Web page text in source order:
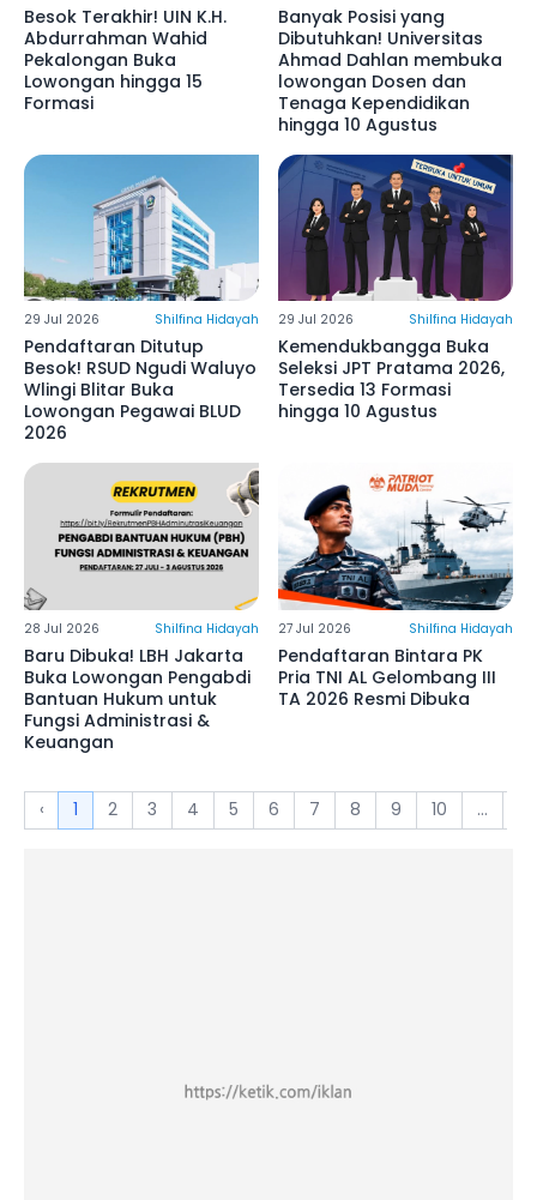
Besok Terakhir! UIN K.H.
Abdurrahman Wahid
Pekalongan Buka
Lowongan hingga 15
Formasi
Banyak Posisi yang
Dibutuhkan! Universitas
Ahmad Dahlan membuka
lowongan Dosen dan
Tenaga Kependidikan
hingga 10 Agustus
29 Jul 2026 Shilfina Hidayah
Pendaftaran Ditutup
Besok! RSUD Ngudi Waluyo
Wlingi Blitar Buka
Lowongan Pegawai BLUD
2026
29 Jul 2026 Shilfina Hidayah
Kemendukbangga Buka
Seleksi JPT Pratama 2026,
Tersedia 13 Formasi
hingga 10 Agustus
28 Jul 2026 Shilfina Hidayah
Baru Dibuka! LBH Jakarta
Buka Lowongan Pengabdi
Bantuan Hukum untuk
Fungsi Administrasi &
Keuangan
27 Jul 2026 Shilfina Hidayah
Pendaftaran Bintara PK
Pria TNI AL Gelombang III
TA 2026 Resmi Dibuka
‹ 1 2 3 4 5 6 7 8 9 10 ...